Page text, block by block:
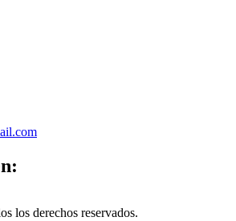
los derechos reservados.